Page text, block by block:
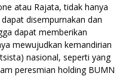
atau Rajata, tidak hanya
disempurnakan dan
dapat memberikan
mewujudkan kemandirian
nasional, seperti yang
peresmian holding BUMN